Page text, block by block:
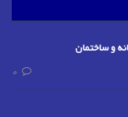
و ساختمان